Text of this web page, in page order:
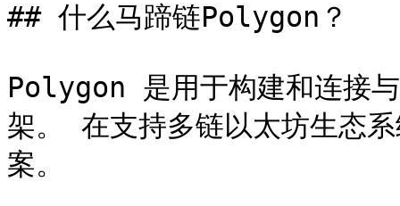
## 什么马蹄链Polygon？
Polygon 是用于构建和连接
架。 在支持多链以太坊生态
案。